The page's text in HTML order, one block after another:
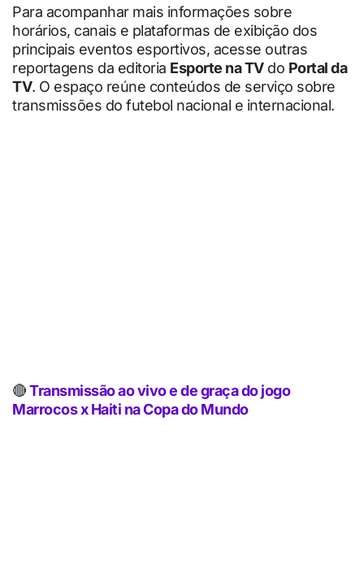
Para acompanhar mais informações sobre
horários, canais e plataformas de exibição dos
principais eventos esportivos, acesse outras
reportagens da editoria Esporte na TVdo Portal da
TV. O espaço reúne conteúdos de serviço sobre
transmissões do futebol nacional e internacional.
🔴Transmissão ao vivo e de graça do jogo
Marrocos x Haiti na Copa do Mundo